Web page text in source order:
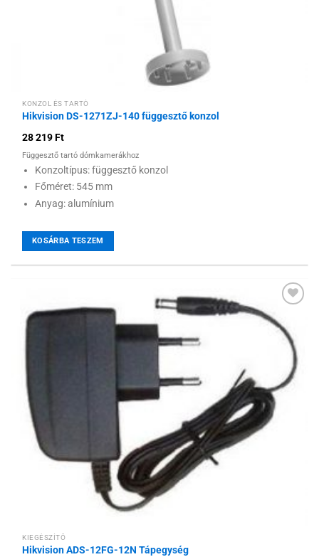
KONZOL ÉS TARTÓ
Hikvision DS-1271ZJ-140 függesztő konzol
28 219Ft
Függesztő tartó dómkamerákhoz
Konzoltípus: függesztő konzol
Főméret: 545 mm
Anyag: alumínium
KOSÁRBA TESZEM
Hozzáadás a
kívánságlistához
KIEGÉSZÍTŐ
Hikvision ADS-12FG-12N Tápegység